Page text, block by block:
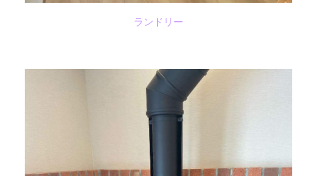
ランドリー